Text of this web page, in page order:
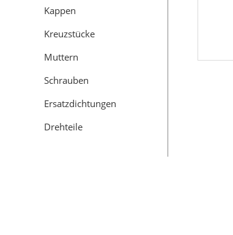
Kappen
Kreuzstücke
Muttern
Schrauben
Ersatzdichtungen
Drehteile